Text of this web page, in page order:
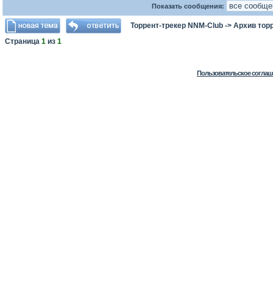
Показать сообщения:
Торрент-трекер NNM-Club -> Архив
Страница 1 из 1
Пользовательское